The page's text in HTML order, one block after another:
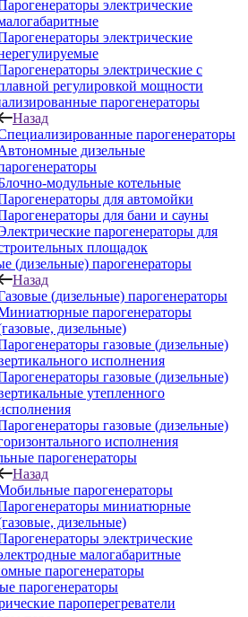
электрические
электрические
электрические с
регулировкой мощности
парогенераторы
Назад
парогенераторы
дизельные
модульные котельные
для автомойки
для бани и сауны
парогенераторы для
площадок
(дизельные) парогенераторы
Назад
(дизельные) парогенераторы
парогенераторы
дизельные)
газовые (дизельные)
исполнения
газовые (дизельные)
утепленного
газовые (дизельные)
исполнения
парогенераторы
Назад
парогенераторы
миниатюрные
дизельные)
электрические
малогабаритные
парогенераторы
парогенераторы
пароперегреватели